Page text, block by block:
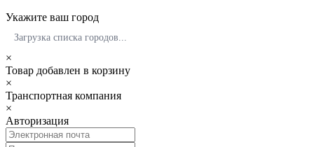
Укажите ваш город
Загрузка списка городов...
×
Товар добавлен в корзину
×
Транспортная компания
×
Авторизация